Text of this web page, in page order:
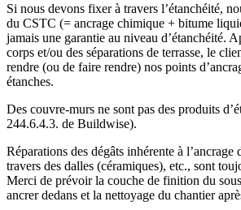
Si nous devons fixer à travers l’étanchéité,
du CSTC (= ancrage chimique + bitume
jamais une garantie au niveau d’étanchéité.
corps et/ou des séparations de terrasse, le
rendre (ou de faire rendre) nos points
étanches.
Des couvre-murs ne sont pas des produits
244.6.4.3. de Buildwise).
Réparations des dégâts inhérente à l’ancrage
travers des dalles (céramiques), etc., sont
Merci de prévoir la couche de finition du
ancrer dedans et la nettoyage du chantier